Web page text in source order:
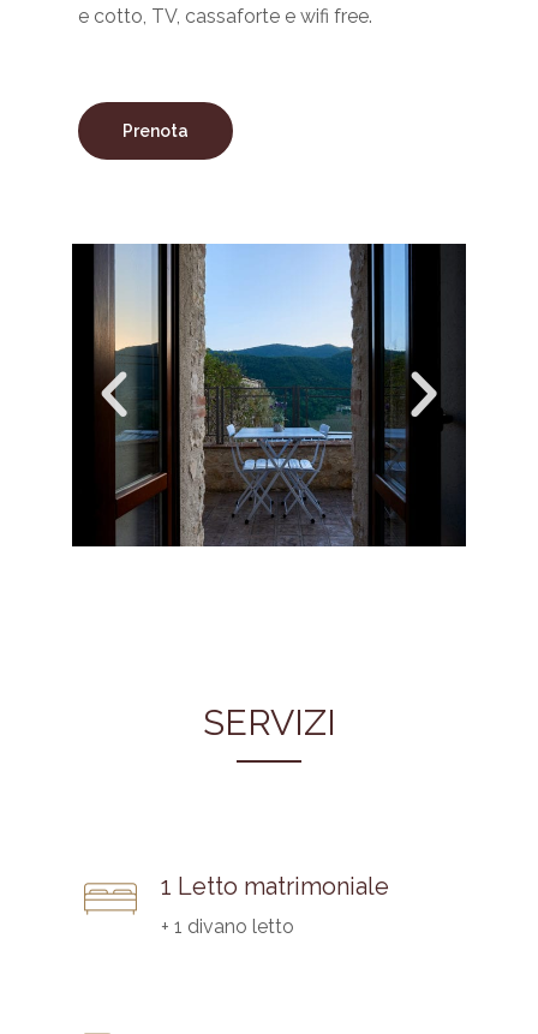
e cotto, TV, cassaforte e wifi free.
Prenota
SERVIZI
1 Letto matrimoniale
+ 1 divano letto